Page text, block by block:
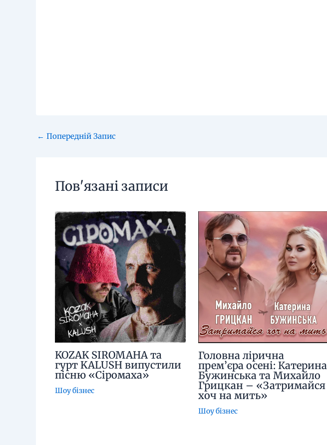
← Попередній Запис
Пов'язані записи
KOZAK SIROMAHA та
гурт KALUSH випустили
пісню «Сіромаха»
Шоу бізнес
Головна лірична
прем’єра осені: Катерина
Бужинська та Михайло
Грицкан – «Затримайся
хоч на мить»
Шоу бізнес